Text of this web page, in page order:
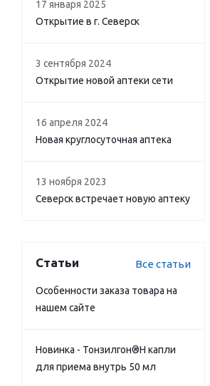
17 января 2025
Открытие в г. Северск
3 сентября 2024
Открытие новой аптеки сети
16 апреля 2024
Новая круглосуточная аптека
13 ноября 2023
Северск встречает новую аптеку
Статьи Все статьи
Особенности заказа товара на
нашем сайте
Новинка - Тонзилгон®Н капли
для приема внутрь 50 мл